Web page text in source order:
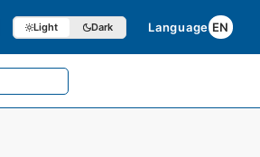
Light Dark Language EN